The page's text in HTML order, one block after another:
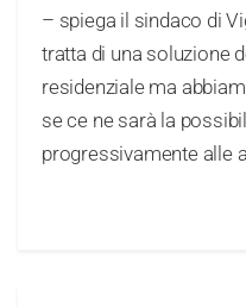
– spiega il sindaco di
tratta di una soluzione
residenziale ma
se ce ne sarà la
progressivamente alle